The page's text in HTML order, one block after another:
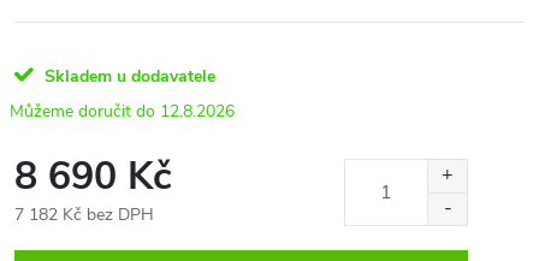
Skladem u dodavatele
12.8.2026
8 690 Kč
7 182 Kč bez DPH